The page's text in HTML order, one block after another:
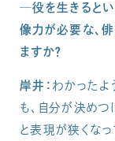
─役を生きると
像力が必要な、
ますか？
岸井：わかったよ
も、自分が決めつ
と表現が狭くな